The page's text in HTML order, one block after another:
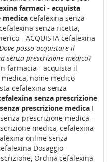
farmaci - acquista
medica cefalexina senza
senza ricetta,
- ACQUISTA cefalexina
Dove posso acquistare il
senza prescrizione medica?
farmacia - acquista il
nome medico
cefalexina senza
senza prescrizione
prescrizione medica I
prescrizione medica -
medica, cefalexina
online senza
Dosaggio -
Ordina cefalexina